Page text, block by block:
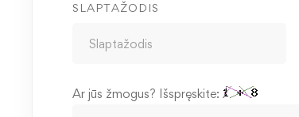
SLAPTAŽODIS
Ar jūs žmogus? Išspręskite: